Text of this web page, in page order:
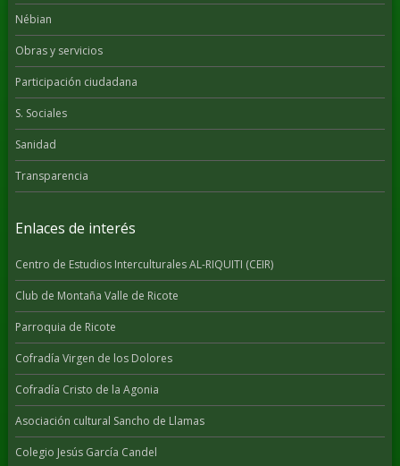
Nébian
Obras y servicios
Participación ciudadana
S. Sociales
Sanidad
Transparencia
Enlaces de interés
Centro de Estudios Interculturales AL-RIQUITI (CEIR)
Club de Montaña Valle de Ricote
Parroquia de Ricote
Cofradía Virgen de los Dolores
Cofradía Cristo de la Agonia
Asociación cultural Sancho de Llamas
Colegio Jesús García Candel